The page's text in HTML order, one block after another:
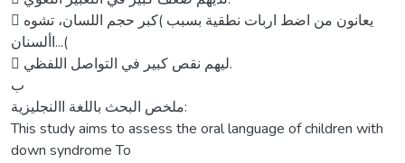
 يعانون من اضط اربات نطقية بسبب )كبر حجم اللسان، تشوه
األسنان...(
 ليهم نقص كبير في التواصل اللفظي.
ب
ملخص البحث باللغة االنجليزية:
This study aims to assess the oral language of children with
down syndrome To